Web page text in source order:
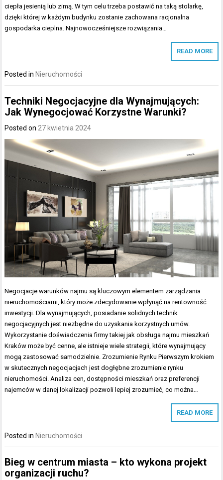
ciepła jesienią lub zimą. W tym celu trzeba postawić na taką stolarkę,
dzięki której w każdym budynku zostanie zachowana racjonalna
gospodarka cieplna. Najnowocześniejsze rozwiązania…
READ MORE
Posted in Nieruchomości
Techniki Negocjacyjne dla Wynajmujących:
Jak Wynegocjować Korzystne Warunki?
Posted on 27 kwietnia 2024
Negocjacje warunków najmu są kluczowym elementem zarządzania
nieruchomościami, który może zdecydowanie wpłynąć na rentowność
inwestycji. Dla wynajmujących, posiadanie solidnych technik
negocjacyjnych jest niezbędne do uzyskania korzystnych umów.
Wykorzystanie doświadczenia firmy takiej jak obsługa najmu mieszkań
Kraków może być cenne, ale istnieje wiele strategii, które wynajmujący
mogą zastosować samodzielnie. Zrozumienie Rynku Pierwszym krokiem
w skutecznych negocjacjach jest dogłębne zrozumienie rynku
nieruchomości. Analiza cen, dostępności mieszkań oraz preferencji
najemców w danej lokalizacji pozwoli lepiej zrozumieć, co można…
READ MORE
Posted in Nieruchomości
Bieg w centrum miasta – kto wykona projekt
organizacji ruchu?